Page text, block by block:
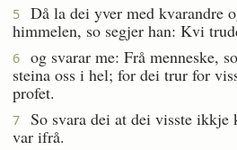
5
Då la dei yver med kvarandre
himmelen, so segjer han: Kvi
6
og svarar me: Frå menneske,
steina oss i hel; for dei trur for
profet.
7
So svara dei at dei visste ikkje
var ifrå.